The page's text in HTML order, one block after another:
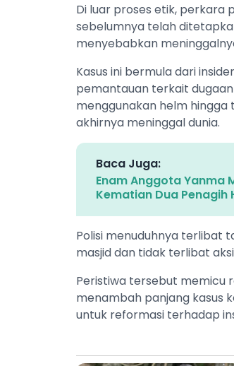
Di luar proses etik, perkara
sebelumnya telah
menyebabkan
Kasus ini bermula dari
pemantauan terkait
menggunakan helm hingga
akhirnya meninggal dunia.
Baca Juga:
Enam Anggota Yanma
Kematian Dua
Polisi menuduhnya terlibat
masjid dan tidak terlibat
Peristiwa tersebut memicu
menambah panjang kasus
untuk reformasi terhadap